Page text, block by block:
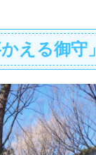
える御守」